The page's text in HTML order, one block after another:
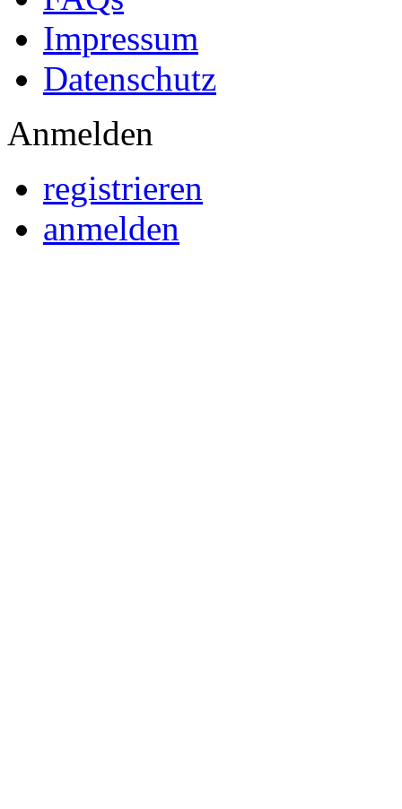
Impressum
Datenschutz
Anmelden
registrieren
anmelden